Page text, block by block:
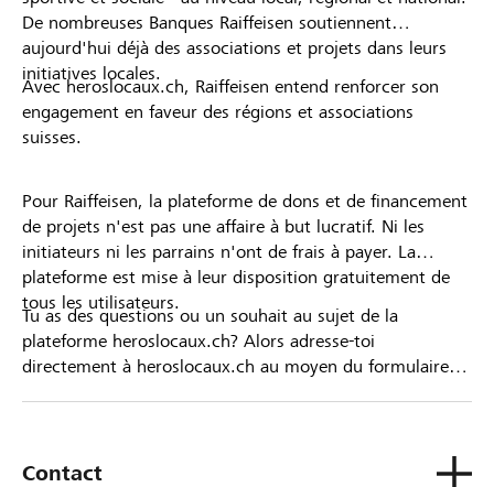
De nombreuses Banques Raiffeisen soutiennent
aujourd'hui déjà des associations et projets dans leurs
initiatives locales.
Avec heroslocaux.ch, Raiffeisen entend renforcer son
engagement en faveur des régions et associations
suisses.
Pour Raiffeisen, la plateforme de dons et de financement
de projets n'est pas une affaire à but lucratif. Ni les
initiateurs ni les parrains n'ont de frais à payer. La
plateforme est mise à leur disposition gratuitement de
tous les utilisateurs.
Tu as des questions ou un souhait au sujet de la
plateforme heroslocaux.ch? Alors adresse-toi
directement à heroslocaux.ch au moyen du formulaire
Contact